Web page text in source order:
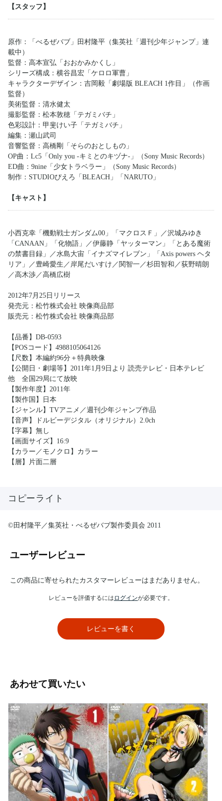
【スタッフ】
原作：「べるぜバブ」田村隆平（集英社「週刊少年ジャンプ」連
載中）
監督：高本宣弘「おおかみかくし」
シリーズ構成：横谷昌宏「ケロロ軍曹」
キャラクターデザイン：吉岡毅「劇場版 BLEACH 1作目」（作画
監督）
美術監督：清水健太
撮影監督：松本敦穂「テガミバチ」
色彩設計：甲斐けい子「テガミバチ」
編集：瀬山武司
音響監督：高橋剛「そらのおとしもの」
OP曲：Lc5「Only you -キミとのキヅナ-」（Sony Music Records）
ED曲：9nine「少女トラベラー」（Sony Music Records）
制作：STUDIOぴえろ「BLEACH」「NARUTO」
【キャスト】
小西克幸「機動戦士ガンダム00」「マクロスＦ」／沢城みゆき
「CANAAN」「化物語」／伊藤静「ヤッターマン」「とある魔術
の禁書目録」／水島大宙「イナズマイレブン」「Axis powers ヘタ
リア」／豊崎愛生／岸尾だいすけ／関智一／杉田智和／荻野晴朗
／高木渉／高橋広樹
2012年7月25日リリース
発売元：松竹株式会社 映像商品部
販売元：松竹株式会社 映像商品部
【品番】DB-0593
【POSコード】4988105064126
【尺数】本編約96分＋特典映像
【公開日・劇場等】2011年1月9日より 読売テレビ・日本テレビ
他 全国29局にて放映
【製作年度】2011年
【製作国】日本
【ジャンル】TVアニメ／週刊少年ジャンプ作品
【音声】ドルビーデジタル（オリジナル）2.0ch
【字幕】無し
【画面サイズ】16:9
【カラー／モノクロ】カラー
【層】片面二層
コピーライト
©田村隆平／集英社・べるぜバブ製作委員会 2011
ユーザーレビュー
この商品に寄せられたカスタマーレビューはまだありません。
レビューを評価するには ログインが必要です。
レビューを書く
あわせて買いたい